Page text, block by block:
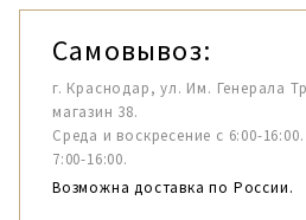
Самовывоз:
г. Краснодар, ул. Им. Генерала
магазин 38.
Среда и воскресение с 6:00-
7:00-16:00.
Возможна доставка по России.